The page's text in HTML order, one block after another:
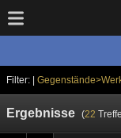
Filter: |
Ergebnisse (22